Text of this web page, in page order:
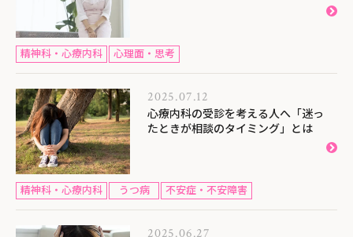
精神科・心療内科 心理面・思考
2025.07.12
心療内科の受診を考える人へ「迷っ
たときが相談のタイミング」とは
精神科・心療内科 うつ病 不安症・不安障害
2025.06.27